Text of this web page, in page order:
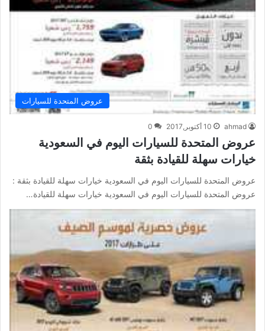
عروض المتحدة للسيارات
ahmad 10 أكتوبر,2017 0
عروض المتحدة للسيارات اليوم في السعودية
خيارات سهلة للقيادة بثقة
عروض المتحدة للسيارات اليوم في السعودية خيارات سهلة للقيادة بثقة :
عروض المتحدة للسيارات اليوم في السعودية خيارات سهلة للقيادة…